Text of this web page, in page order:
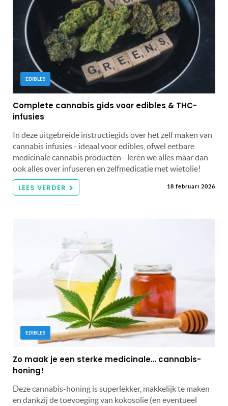
EDIBLES
Complete cannabis gids voor edibles & THC-
infusies
In deze uitgebreide instructiegids over het zelf maken van
cannabis infusies - ideaal voor edibles, ofwel eetbare
medicinale cannabis producten - leren we alles maar dan
ook alles over infuseren en zelfmedicatie met wietolie!
LEES VERDER 18 februari 2026
EDIBLES
Zo maak je een sterke medicinale… cannabis-
honing!
Deze cannabis-honing is superlekker, makkelijk te maken
en dankzij de toevoeging van kokosolie (en eventueel